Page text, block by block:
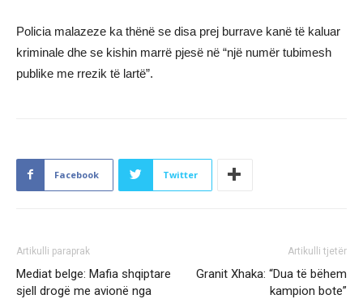
Policia malazeze ka thënë se disa prej burrave kanë të kaluar
kriminale dhe se kishin marrë pjesë në “një numër tubimesh
publike me rrezik të lartë”.
Facebook Twitter
Artikulli paraprak
Mediat belge: Mafia shqiptare
sjell drogë me avionë nga
Artikulli tjetër
Granit Xhaka: “Dua të bëhem
kampion bote”